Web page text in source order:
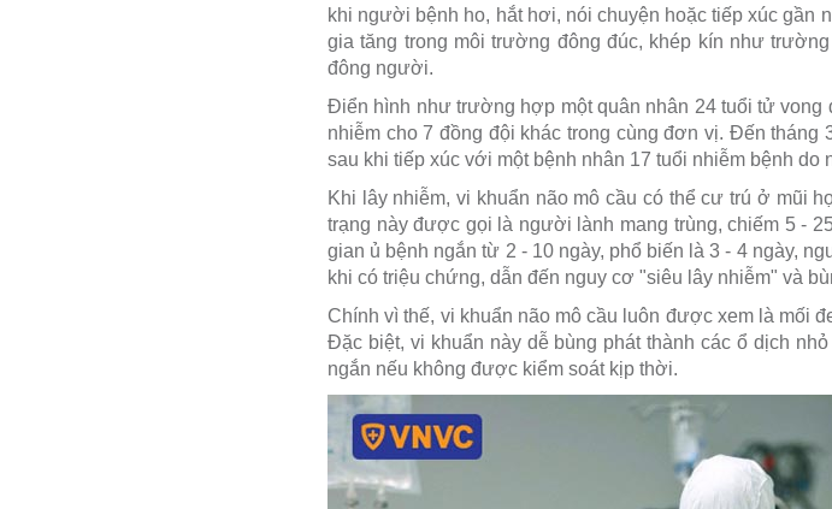
khi người bệnh ho, hắt hơi, nói chuyện hoặc tiếp xúc gần
gia tăng trong môi trường đông đúc, khép kín như
đông người.
Điển hình như trường hợp một quân nhân 24 tuổi tử vong
nhiễm cho 7 đồng đội khác trong cùng đơn vị. Đến
sau khi tiếp xúc với một bệnh nhân 17 tuổi nhiễm bệnh do
Khi lây nhiễm, vi khuẩn não mô cầu có thể cư trú ở mũi
trạng này được gọi là người lành mang trùng, chiếm 5 -
gian ủ bệnh ngắn từ 2 - 10 ngày, phổ biến là 3 - 4 ngày,
khi có triệu chứng, dẫn đến nguy cơ "siêu lây nhiễm" và
Chính vì thế, vi khuẩn não mô cầu luôn được xem là mối
Đặc biệt, vi khuẩn này dễ bùng phát thành các ổ dịch
ngắn nếu không được kiểm soát kịp thời.